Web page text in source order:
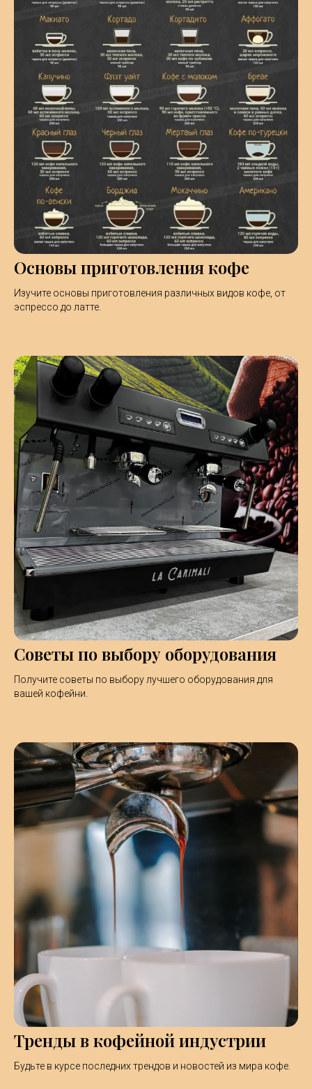
Основы приготовления кофе
Изучите основы приготовления различных видов кофе, от
эспрессо до латте.
Советы по выбору оборудования
Получите советы по выбору лучшего оборудования для
вашей кофейни.
Тренды в кофейной индустрии
Будьте в курсе последних трендов и новостей из мира кофе.